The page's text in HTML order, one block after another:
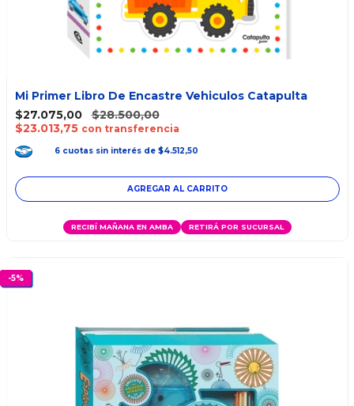
Mi Primer Libro De Encastre Vehiculos Catapulta
$27.075,00
$28.500,00
$23.013,75 con transferencia
6 cuotas sin interés de $4.512,50
RECIBÍ MAÑANA EN AMBA RETIRÁ POR SUCURSAL
-5%